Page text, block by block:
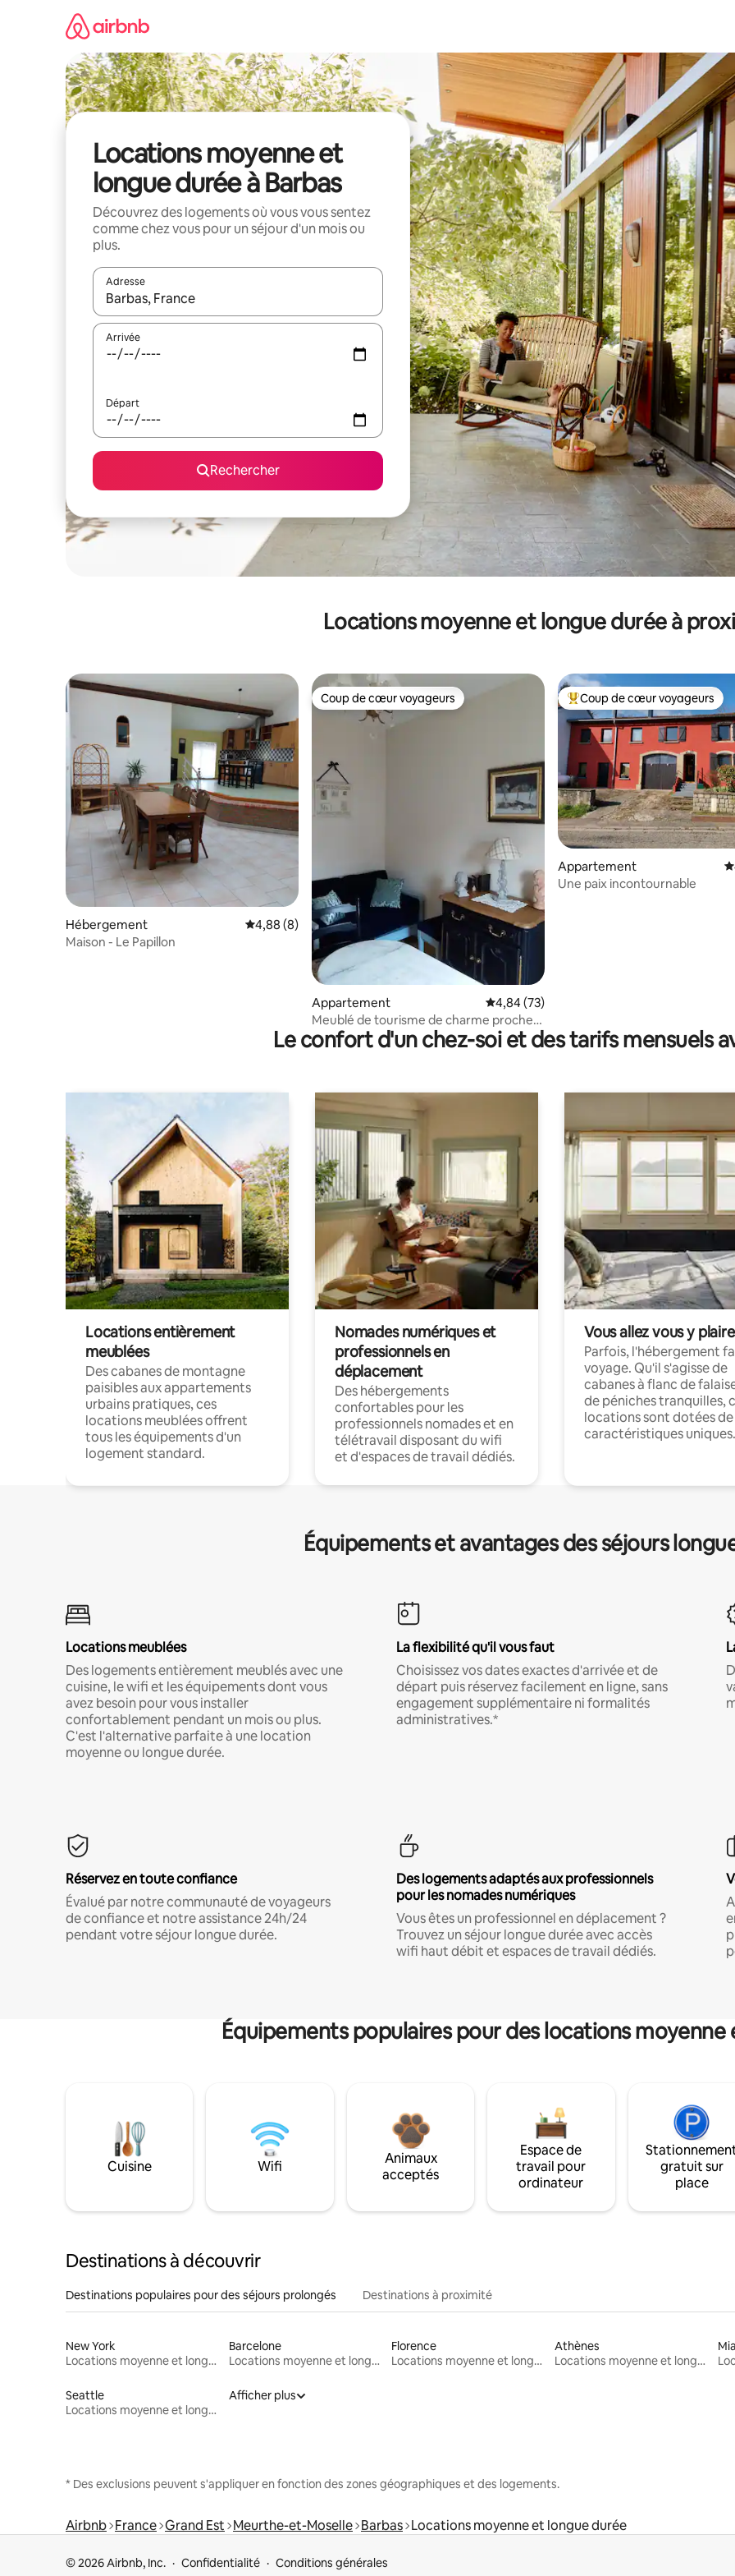
Locations moyenne et
longue durée à Barbas
Découvrez des logements où vous vous sentez
comme chez vous pour un séjour d'un mois ou
plus.
Adresse
Lorsque les résultats s'affichent, utilisez les flèches vers le haut et vers le bas pour les parcourir ou en appuyant et en
Arrivée
Départ
Rechercher
Locations moyenne et longue durée à
Hébergement Évaluation moyenne sur la base de 8 commentaires : 4,88 sur 5
4,88 (8)
Maison - Le Papillon
Coup de cœur voyageurs
Coup de cœur voyageurs
Appartement Évaluation moyenne sur la base de 73
4,84 (73)
Meublé de tourisme de charme proche
cristalleries
Coups de cœur voyageurs les
Coup de cœur voyageurs
Appartement
Une paix incontournable
Le confort d'un chez-soi et des tarifs mensuels
Locations entièrement
meublées
Des cabanes de montagne
paisibles aux appartements
urbains pratiques, ces
locations meublées offrent
tous les équipements d'un
logement standard.
Nomades numériques et
professionnels en
déplacement
Des hébergements
confortables pour les
professionnels nomades et en
télétravail disposant du wifi
et d'espaces de travail dédiés.
Vous allez vous y plaire
Parfois, l'hébergement
voyage. Qu'il s'agisse de
cabanes à flanc de
de péniches tranquilles,
locations sont dotées de
caractéristiques uniques.
Équipements et avantages des séjours
Locations meublées
Des logements entièrement meublés avec une
cuisine, le wifi et les équipements dont vous
avez besoin pour vous installer
confortablement pendant un mois ou plus.
C'est l'alternative parfaite à une location
moyenne ou longue durée.
La flexibilité qu'il vous faut
Choisissez vos dates exactes d'arrivée et de
départ puis réservez facilement en ligne, sans
engagement supplémentaire ni formalités
administratives.*
Réservez en toute confiance
Évalué par notre communauté de voyageurs
de confiance et notre assistance 24h/24
pendant votre séjour longue durée.
Des logements adaptés aux professionnels
pour les nomades numériques
Vous êtes un professionnel en déplacement ?
Trouvez un séjour longue durée avec accès
wifi haut débit et espaces de travail dédiés.
Équipements populaires pour des locations
Cuisine Wifi
Animaux
acceptés
Espace de
travail pour
ordinateur
gratuit sur
place
Destinations à découvrir
Destinations populaires pour des séjours prolongés Destinations à proximité
New York
Locations moyenne et longue durée
Barcelone
Locations moyenne et longue durée
Florence
Locations moyenne et longue durée
Athènes
Locations moyenne et longue durée
Seattle
Locations moyenne et longue durée
Afficher plus
* Des exclusions peuvent s'appliquer en fonction des zones géographiques et des logements.
Airbnb France Grand Est Meurthe-et-Moselle Barbas Locations moyenne et longue durée
© 2026 Airbnb, Inc. Confidentialité Conditions générales